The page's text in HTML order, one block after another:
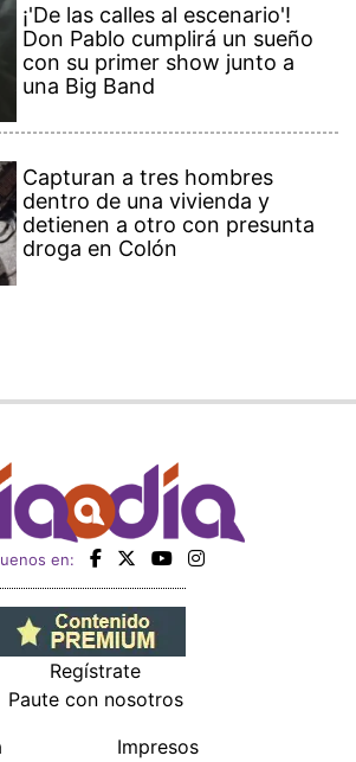
¡'De las calles al escenario'!
Don Pablo cumplirá un sueño
con su primer show junto a
una Big Band
Capturan a tres hombres
dentro de una vivienda y
detienen a otro con presunta
droga en Colón
en:
Regístrate
Paute con nosotros
Impresos